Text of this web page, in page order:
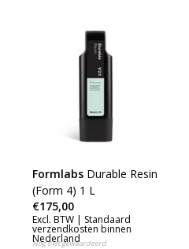
Formlabs Durable Resin
(Form 4) 1 L
€175,00
Excl. BTW | Standaard
verzendkosten binnen
Nederland
Nog niet gewaardeerd